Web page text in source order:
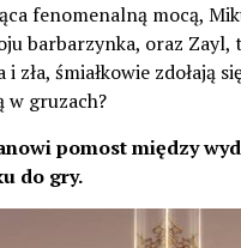
fenomenalną mocą,
barbarzynka, oraz
śmiałkowie zdołają
w gruzach?
pomost między
do gry.